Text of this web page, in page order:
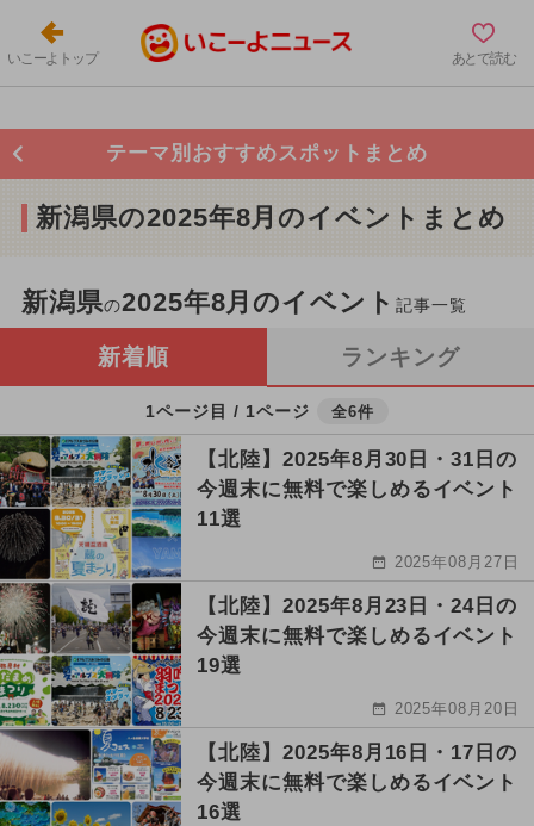
いこーよトップ あとで読む
テーマ別おすすめスポットまとめ
新潟県の2025年8月のイベントまとめ
新潟県の2025年8月のイベント記事一覧
新着順 ランキング
1ページ目 / 1ページ 全6件
【北陸】2025年8月30日・31日の
今週末に無料で楽しめるイベント
11選
2025年08月27日
【北陸】2025年8月23日・24日の
今週末に無料で楽しめるイベント
19選
2025年08月20日
【北陸】2025年8月16日・17日の
今週末に無料で楽しめるイベント
16選